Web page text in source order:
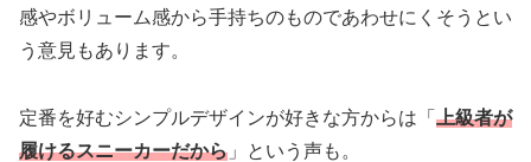
感やボリューム感から手持ちのものであわせにくそうとい
う意見もあります。
定番を好むシンプルデザインが好きな方からは「 上級者が
履けるスニーカーだから 」という声も。